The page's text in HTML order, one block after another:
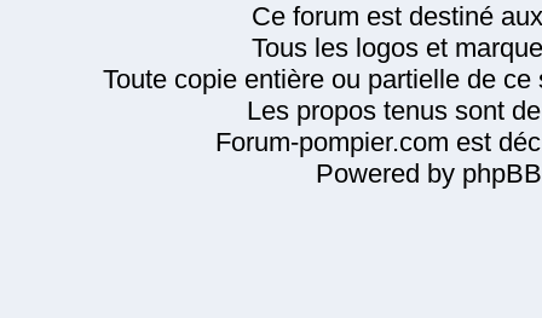
Ce forum est destiné
Tous les logos et
Toute copie entière ou partielle de
Les propos tenus sont
Forum-pompier.com est
Powered by